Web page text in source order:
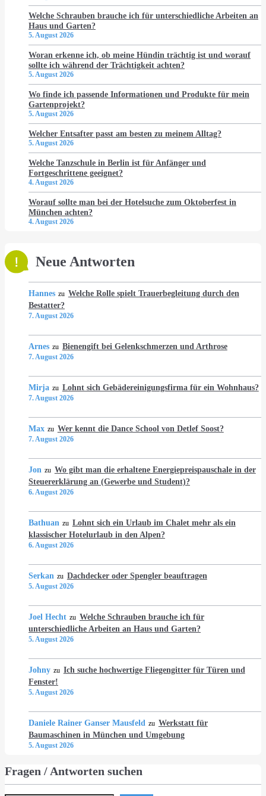
Welche Schrauben brauche ich für unterschiedliche Arbeiten an
Haus und Garten?
5. August 2026
Woran erkenne ich, ob meine Hündin trächtig ist und worauf
sollte ich während der Trächtigkeit achten?
5. August 2026
Wo finde ich passende Informationen und Produkte für mein
Gartenprojekt?
5. August 2026
Welcher Entsafter passt am besten zu meinem Alltag?
5. August 2026
Welche Tanzschule in Berlin ist für Anfänger und
Fortgeschrittene geeignet?
4. August 2026
Worauf sollte man bei der Hotelsuche zum Oktoberfest in
München achten?
4. August 2026
Neue Antworten
Hannes zu Welche Rolle spielt Trauerbegleitung durch den
Bestatter?
7. August 2026
Arnes zu Bienengift bei Gelenkschmerzen und Arthrose
7. August 2026
Mirja zu Lohnt sich Gebädereinigungsfirma für ein Wohnhaus?
7. August 2026
Max zu Wer kennt die Dance School von Detlef Soost?
7. August 2026
Jon zu Wo gibt man die erhaltene Energiepreispauschale in der
Steuererklärung an (Gewerbe und Student)?
6. August 2026
Bathuan zu Lohnt sich ein Urlaub im Chalet mehr als ein
klassischer Hotelurlaub in den Alpen?
6. August 2026
Serkan zu Dachdecker oder Spengler beauftragen
5. August 2026
Joel Hecht zu Welche Schrauben brauche ich für
unterschiedliche Arbeiten an Haus und Garten?
5. August 2026
Johny zu Ich suche hochwertige Fliegengitter für Türen und
Fenster!
5. August 2026
Daniele Rainer Ganser Mausfeld zu Werkstatt für
Baumaschinen in München und Umgebung
5. August 2026
Fragen / Antworten suchen